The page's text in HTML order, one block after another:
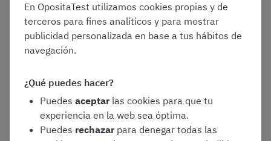
Consultar los resultados
de la encuesta de
En OpositaTest utilizamos cookies propias y de
terceros para fines analíticos y para mostrar
publicidad personalizada en base a tus hábitos de
navegación.
¿Qué puedes hacer?
Puedes aceptar las cookies para que tu
experiencia en la web sea óptima.
Puedes rechazar para denegar todas las